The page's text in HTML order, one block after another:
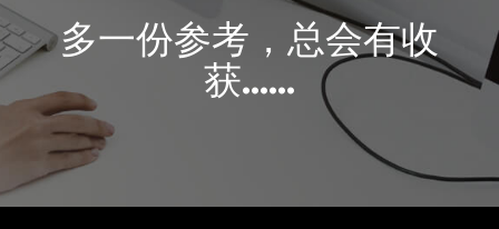
多一份参考，总会有收
获……